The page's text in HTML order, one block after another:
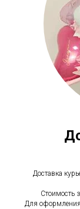
Доставка
Стоимость
Для